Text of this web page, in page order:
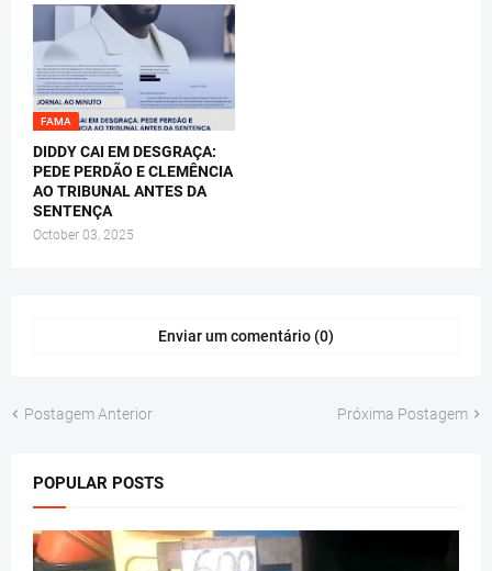
FAMA
DIDDY CAI EM DESGRAÇA:
PEDE PERDÃO E CLEMÊNCIA
AO TRIBUNAL ANTES DA
SENTENÇA
October 03, 2025
Enviar um comentário (0)
Postagem Anterior Próxima Postagem
POPULAR POSTS